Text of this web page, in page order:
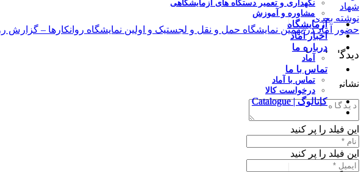
|
نگهداری و تعمیر دستگاه های آزمایشگاهی
مشاوره و آموزش
آزمایشگاه
اخبار آماد
درباره ما
آماد
تماس با ما
تماس با آماد
درخواست کالا
کاتالوگ | Catalogue
شهادت حضرت فاطمه زهرا (س) بر همه مسلمین تسلیت باد
نوشتهٔ بعدی
حضور آماد در نهمین نمایشگاه حمل و نقل و لجستیک و اولین نمایشگاه روانکارها – گزارش
دیدگاهتان را بنویسید
نشانی ایمیل شما منتشر نخواهد شد.
این فیلد را پر کنید
این فیلد را پر کنید